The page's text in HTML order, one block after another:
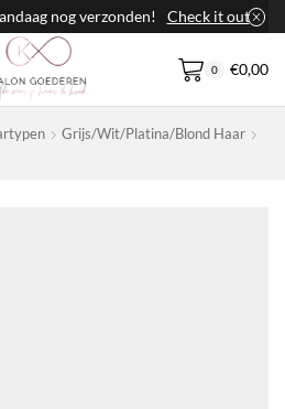
nog verzonden! Check it out
0 €0,00
Grijs/wit/platina/blond Haar